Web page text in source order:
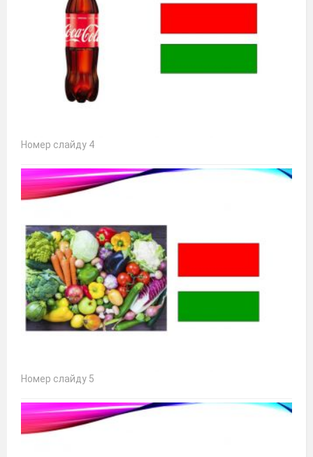
Номер слайду 4
Номер слайду 5